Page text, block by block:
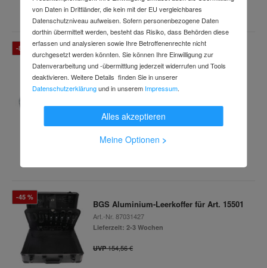
inkl. MwSt.
-83 %
BGS ABS Kunststoff-Leerkoffer zu Art.
15505 15505-1
Art.-Nr. 64079728
Lieferzeit: 2-3 Arbeitstage
77,99 €
-45 %
BGS Aluminium-Leerkoffer für Art. 15501
Art.-Nr. 87031427
Lieferzeit: 2-3 Wochen
UVP154,56 €
von Daten in Drittländer, die kein mit der EU vergleichbares
Datenschutzniveau aufweisen. Sofern personenbezogene Daten
dorthin übermittelt werden, besteht das Risiko, dass Behörden diese
erfassen und analysieren sowie Ihre Betroffenenrechte nicht
durchgesetzt werden könnten. Sie können Ihre Einwilligung zur
Datenverarbeitung und -übermittlung jederzeit widerrufen und Tools
deaktivieren. Weitere Details finden Sie in unserer
Datenschutzerklärungund in unserem Impressum.
Alles akzeptieren
Meine Optionen >